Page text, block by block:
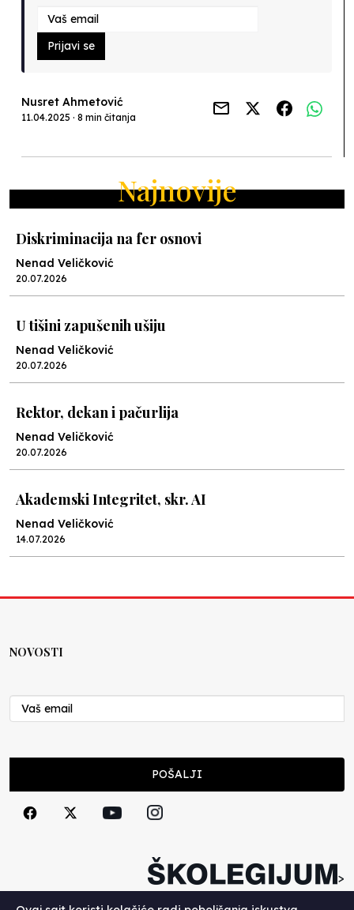
Prijavi se
Nusret Ahmetović
11.04.2025 · 8 min čitanja
Najnovije
Diskriminacija na fer osnovi
Nenad Veličković
20.07.2026
U tišini zapušenih ušiju
Nenad Veličković
20.07.2026
Rektor, dekan i pačurlija
Nenad Veličković
20.07.2026
Akademski Integritet, skr. AI
Nenad Veličković
14.07.2026
Nenad Veličković
19.06.2026
Ocjenjivanje od jedan do pet
NOVOSTI
POŠALJI
>